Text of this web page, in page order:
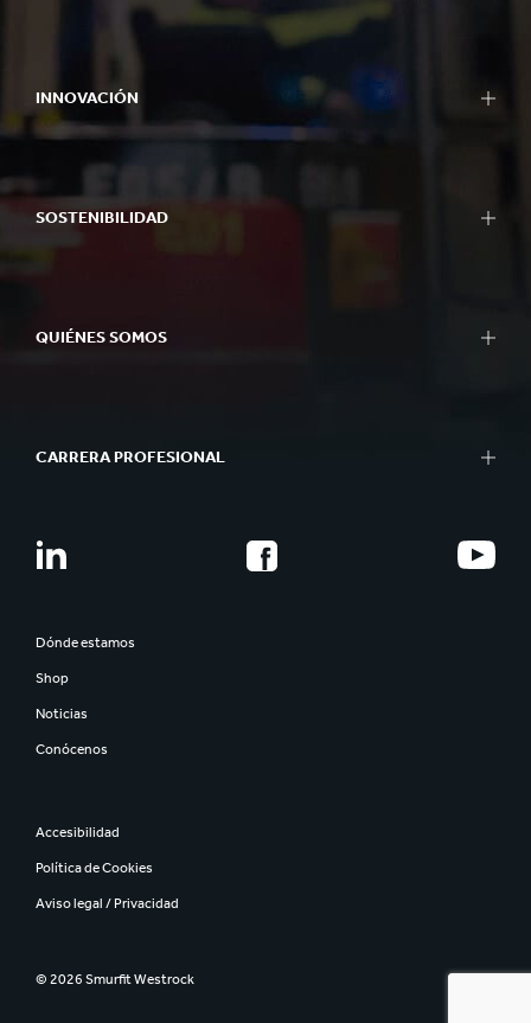
INNOVACIÓN
SOSTENIBILIDAD
QUIÉNES SOMOS
CARRERA PROFESIONAL
Dónde estamos
Shop
Noticias
Conócenos
Accesibilidad
Política de Cookies
Aviso legal / Privacidad
© 2026 Smurfit Westrock